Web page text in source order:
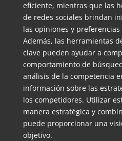
eficiente, mientras que las
de redes sociales brindan
las opiniones y
Además, las herramientas
clave pueden ayudar a
comportamiento de
análisis de la competencia
información sobre las
los competidores. Utilizar
manera estratégica y
puede proporcionar una
objetivo.